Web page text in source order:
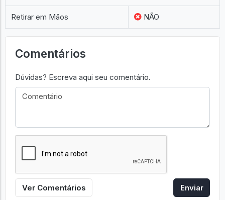
Retirar em Mãos NÃO
Comentários
Dúvidas? Escreva aqui seu comentário.
Ver Comentários Enviar